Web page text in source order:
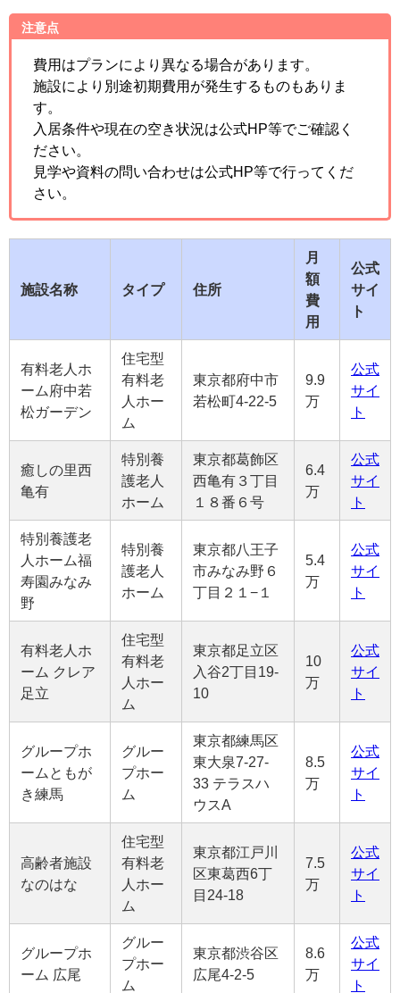
注意点
費用はプランにより異なる場合があります。
施設により別途初期費用が発生するものもありま
す。
入居条件や現在の空き状況は公式HP等でご確認く
ださい。
見学や資料の問い合わせは公式HP等で行ってくだ
さい。
施設名称 タイプ 住所
月
額
費
用
公式
サイ
ト
有料老人ホ
ーム府中若
松ガーデン
住宅型
有料老
人ホー
ム
東京都府中市
若松町4-22-5
9.9
万
公式
サイ
ト
癒しの里西
亀有
特別養
護老人
ホーム
東京都葛飾区
西亀有３丁目
１８番６号
6.4
万
公式
サイ
ト
特別養護老
人ホーム福
寿園みなみ
野
特別養
護老人
ホーム
東京都八王子
市みなみ野６
丁目２１−１
5.4
万
公式
サイ
ト
有料老人ホ
ーム クレア
足立
住宅型
有料老
人ホー
ム
東京都足立区
入谷2丁目19-
10
10
万
公式
サイ
ト
グループホ
ームともが
き練馬
グルー
プホー
ム
東京都練馬区
東大泉7-27-
33 テラスハ
ウスA
8.5
万
公式
サイ
ト
高齢者施設
なのはな
住宅型
有料老
人ホー
ム
東京都江戸川
区東葛西6丁
目24-18
7.5
万
公式
サイ
ト
グループホ
ーム 広尾
グルー
プホー
ム
東京都渋谷区
広尾4-2-5
8.6
万
公式
サイ
ト